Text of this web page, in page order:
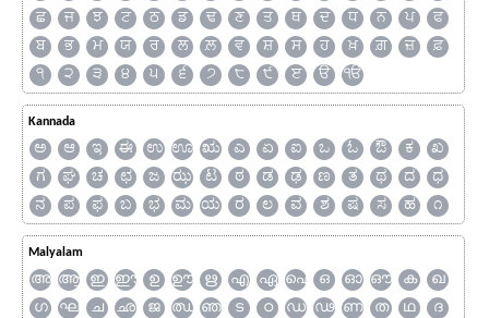
ਛ
ਜ ਝ ਟ ਠ ਡ ਢ ਣ ਤ ਥ ਦ ਧ ਨ ਪ
ਫ
ਬ
ਭ ਮ ਯ ਰ ਲ ਲ਼ ਵ ਸ਼ ਸ ਹ ਖ਼ ਗ਼ ਜ਼
ਫ਼
੧
੨ ੩ ੪ ੫ ੬ ੭ ੮ ੯ ੲ ੳ ੴ
Kannada
ಅ ಆ ಇ ಈ ಉ ಊ ಋ ಎ ಏ ಐ ಒ ಓ ಔ ಕ
ಖ
ಗ
ಘ ಚ ಛ ಜ ಝ ಟ ಠ ಡ ಢ ಣ ತ ಥ ದ
ಧ
ನ
ಪ ಫ ಬ ಭ ಮ ಯ ರ ಲ ವ ಶ ಷ ಸ ಹ ೧
Malyalam
അ ആ ഇ ഈ ഉ ഊ ഋ എ ഏ ഐ ഒ ഓ ഔ ക
ഖ
ഗ
ഘ ച ഛ ജ ഝ ഞ ട ഠ ഡ ഢ ണ ത ഥ
ദ